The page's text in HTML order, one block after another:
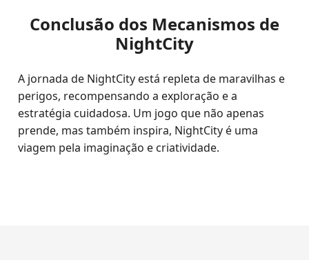
Conclusão dos Mecanismos de
NightCity
A jornada de NightCity está repleta de maravilhas e
perigos, recompensando a exploração e a
estratégia cuidadosa. Um jogo que não apenas
prende, mas também inspira, NightCity é uma
viagem pela imaginação e criatividade.